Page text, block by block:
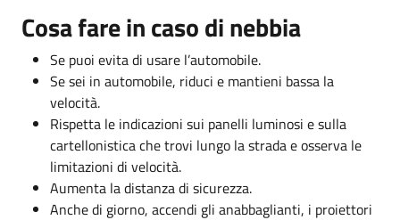
Cosa fare in caso di nebbia
Se puoi evita di usare l’automobile.
Se sei in automobile, riduci e mantieni bassa la
velocità.
Rispetta le indicazioni sui panelli luminosi e sulla
cartellonistica che trovi lungo la strada e osserva le
limitazioni di velocità.
Aumenta la distanza di sicurezza.
Anche di giorno, accendi gli anabbaglianti, i proiettori